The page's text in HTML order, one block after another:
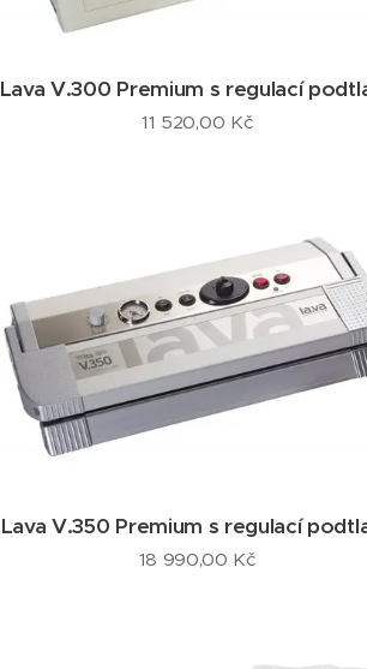
Lava V.300 Premium s regulací
11 520,00 Kč
Lava V.350 Premium s regulací
18 990,00 Kč